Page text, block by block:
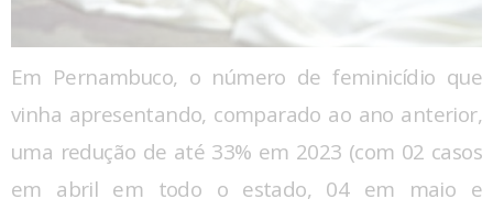
Em Pernambuco, o número de feminicídio que
vinha apresentando, comparado ao ano anterior,
uma redução de até 33% em 2023 (com 02 casos
em abril em todo o estado, 04 em maio e